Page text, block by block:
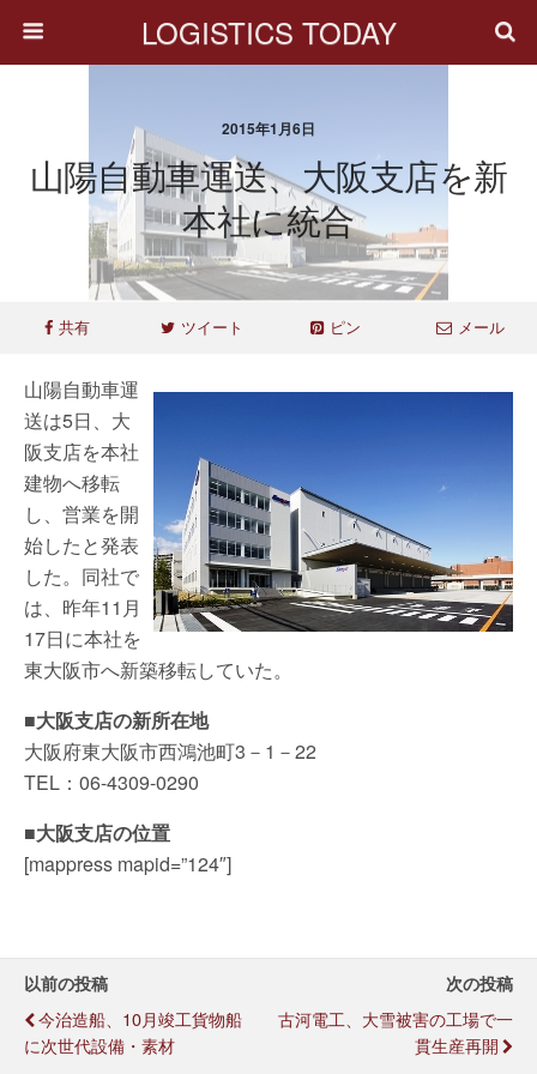
LOGISTICS TODAY
2015年1月6日
山陽自動車運送、大阪支店を新
本社に統合
共有 ツイート ピン メール
山陽自動車運
送は5日、大
阪支店を本社
建物へ移転
し、営業を開
始したと発表
した。同社で
は、昨年11月
17日に本社を
東大阪市へ新築移転していた。
■大阪支店の新所在地
大阪府東大阪市西鴻池町3－1－22
TEL：06-4309-0290
■大阪支店の位置
[mappress mapid=”124″]
以前の投稿
今治造船、10月竣工貨物船
に次世代設備・素材
次の投稿
古河電工、大雪被害の工場で一
貫生産再開